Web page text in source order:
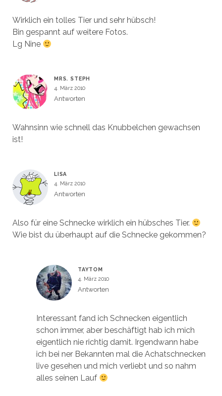
Wirklich ein tolles Tier und sehr hübsch!
Bin gespannt auf weitere Fotos.
Lg Nine
MRS. STEPH
4. März 2010
Antworten
Wahnsinn wie schnell das Knubbelchen gewachsen
ist!
LISA
4. März 2010
Antworten
Also für eine Schnecke wirklich ein hübsches Tier.
Wie bist du überhaupt auf die Schnecke gekommen?
TAYTOM
4. März 2010
Antworten
Interessant fand ich Schnecken eigentlich
schon immer, aber beschäftigt hab ich mich
eigentlich nie richtig damit. Irgendwann habe
ich bei ner Bekannten mal die Achatschnecken
live gesehen und mich verliebt und so nahm
alles seinen Lauf